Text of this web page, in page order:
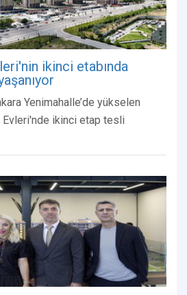
ikinci etabında
Yenimahalle’de yükselen
ikinci etap tesli